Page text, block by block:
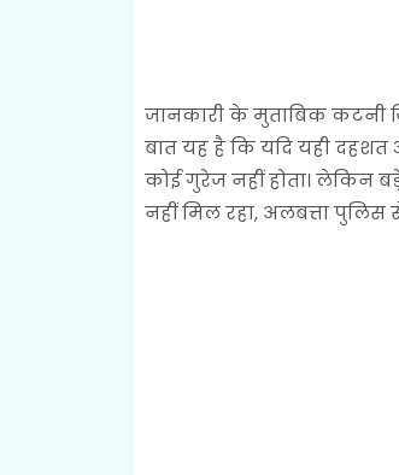
जानकारी के मुताबिक कटनी
बात यह है कि यदि यही
कोई गुरेज नहीं होता। लेकिन
नहीं मिल रहा, अलबत्ता